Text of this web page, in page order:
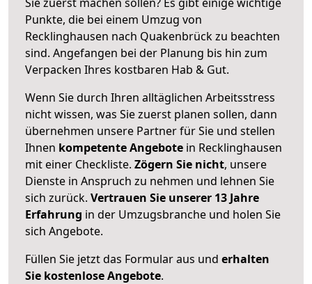
Punkte, die bei einem Umzug von
Recklinghausen nach Quakenbrück zu beachten
sind. Angefangen bei der Planung bis hin zum
Verpacken Ihres kostbaren Hab & Gut.
Wenn Sie durch Ihren alltäglichen Arbeitsstress
nicht wissen, was Sie zuerst planen sollen, dann
übernehmen unsere Partner für Sie und stellen
Ihnen kompetente Angebote in Recklinghausen
mit einer Checkliste. Zögern Sie nicht, unsere
Dienste in Anspruch zu nehmen und lehnen Sie
sich zurück. Vertrauen Sie unserer 13 Jahre
Erfahrung in der Umzugsbranche und holen Sie
sich Angebote.
Füllen Sie jetzt das Formular aus und erhalten
Sie kostenlose Angebote.